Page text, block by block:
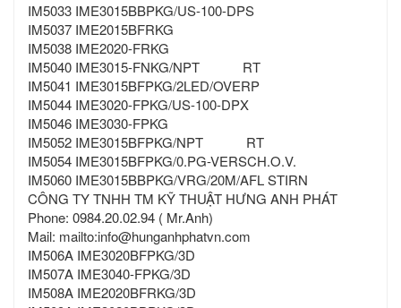
IM5033 IME3015BBPKG/US-100-DPS
IM5037 IME2015BFRKG
IM5038 IME2020-FRKG
IM5040 IME3015-FNKG/NPT RT
IM5041 IME3015BFPKG/2LED/OVERP
IM5044 IME3020-FPKG/US-100-DPX
IM5046 IME3030-FPKG
IM5052 IME3015BFPKG/NPT RT
IM5054 IME3015BFPKG/0.PG-VERSCH.O.V.
IM5060 IME3015BBPKG/VRG/20M/AFL STIRN
CÔNG TY TNHH TM KỸ THUẬT HƯNG ANH PHÁT
Phone: 0984.20.02.94 ( Mr.Anh)
Mail: mailto:info@hunganhphatvn.com
IM506A IME3020BFPKG/3D
IM507A IME3040-FPKG/3D
IM508A IME2020BFRKG/3D